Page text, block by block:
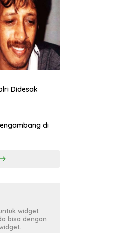
Didesak
di
widget
bisa dengan